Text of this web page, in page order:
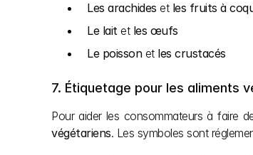
Les arachides et les fruits à
Le lait et les œufs
Le poisson et les crustacés
7. Étiquetage pour les aliments
Pour aider les consommateurs à faire
végétariens. Les symboles sont